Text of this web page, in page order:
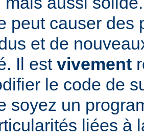
peut causer des
et de
Il est vivement
le code de
soyez un
liées à